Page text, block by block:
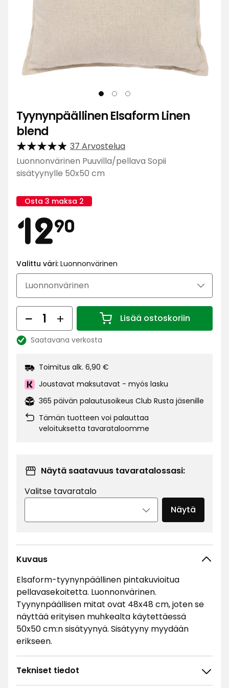
Tyynynpäällinen Elsaform Linen
blend
37 Arvostelua
Luonnonvärinen Puuvilla/pellava Sopii
sisätyynylle 50x50 cm
Kampanjan
Osta 3 maksa 2
Hinta
1290
€
Valittu väri: Luonnonvärinen
Määrä Lisää ostoskoriin
Määrä 1
KatsoSaatavana verkosta
Toimitus alk. 6,90 €
Joustavat maksutavat - myös lasku
365 päivän palautusoikeus Club Rusta jäsenille
Tämän tuotteen voi palauttaa
veloituksetta tavarataloomme
Näytä saatavuus tavaratalossasi:
Valitse tavaratalo
Näytä
Kuvaus
Elsaform-tyynynpäällinen pintakuvioitua
pellavasekoitetta. Luonnonvärinen.
Tyynynpäällisen mitat ovat 48x48 cm, joten se
näyttää erityisen muhkealta käytettäessä
50x50 cm:n sisätyynyä. Sisätyyny myydään
erikseen.
Tekniset tiedot